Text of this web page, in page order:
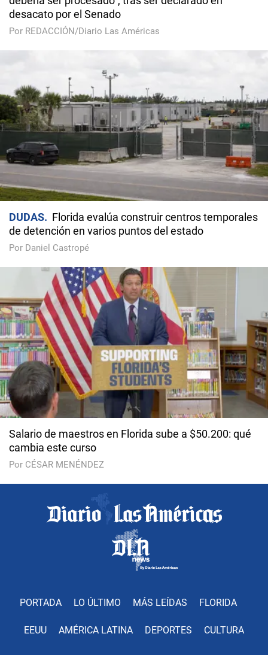
desacato por el Senado
Por REDACCIÓN/Diario Las Américas
DUDAS
Florida evalúa construir centros temporales
de detención en varios puntos del estado
Por Daniel Castropé
Salario de maestros en Florida sube a $50.200: qué
cambia este curso
Por CÉSAR MENÉNDEZ
PORTADA LO ÚLTIMO MÁS LEÍDAS FLORIDA
EEUU AMÉRICA LATINA DEPORTES CULTURA